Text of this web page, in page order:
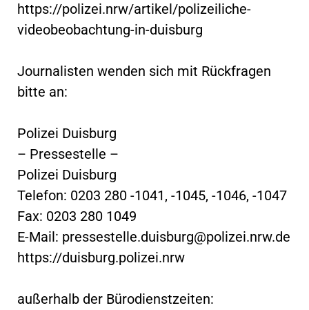
https://polizei.nrw/artikel/polizeiliche-
videobeobachtung-in-duisburg
Journalisten wenden sich mit Rückfragen
bitte an:
Polizei Duisburg
– Pressestelle –
Polizei Duisburg
Telefon: 0203 280 -1041, -1045, -1046, -1047
Fax: 0203 280 1049
E-Mail: pressestelle.duisburg@polizei.nrw.de
https://duisburg.polizei.nrw
außerhalb der Bürodienstzeiten: